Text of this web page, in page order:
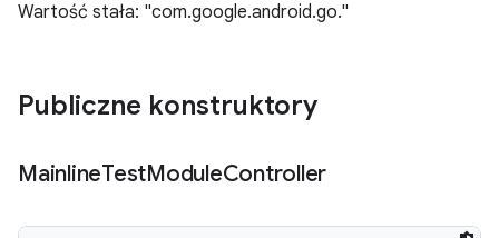
Wartość stała: "com.google.android.go."
Publiczne konstruktory
MainlineTestModuleController